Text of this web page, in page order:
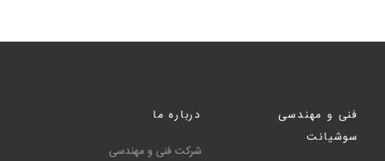
درباره ما
شرکت فنی و مهندسی
فنی و مهندسی
سوشیانت